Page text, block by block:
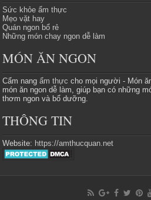
Sức khỏe ẩm thực
Mẹo vặt hay
Quán ngon bổ rẻ
Những món chay ngon dễ làm
MÓN ĂN NGON
Cẩm nangẩm thực cho mọi người - Món
món ăn ngon dễ làm, giúp bạn có những
thơm ngon và bổ dưỡng.
THÔNG TIN
Website: https://amthucquan.net